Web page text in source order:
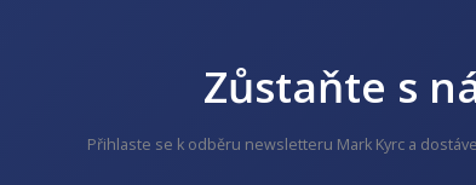
Zůstaňte s
Přihlaste se k odběru newsletteru Mark Kyrc a